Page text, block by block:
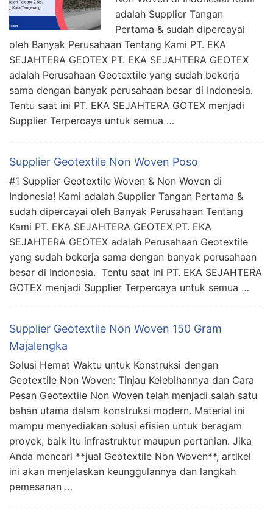
adalah Supplier Tangan
Pertama & sudah dipercayai
oleh Banyak Perusahaan Tentang Kami PT. EKA
SEJAHTERA GEOTEX PT. EKA SEJAHTERA GEOTEX
adalah Perusahaan Geotextile yang sudah bekerja
sama dengan banyak perusahaan besar di Indonesia.
Tentu saat ini PT. EKA SEJAHTERA GOTEX menjadi
Supplier Terpercaya untuk semua …
Supplier Geotextile Non Woven Poso
#1 Supplier Geotextile Woven & Non Woven di
Indonesia! Kami adalah Supplier Tangan Pertama &
sudah dipercayai oleh Banyak Perusahaan Tentang
Kami PT. EKA SEJAHTERA GEOTEX PT. EKA
SEJAHTERA GEOTEX adalah Perusahaan Geotextile
yang sudah bekerja sama dengan banyak perusahaan
besar di Indonesia. Tentu saat ini PT. EKA SEJAHTERA
GOTEX menjadi Supplier Terpercaya untuk semua …
Supplier Geotextile Non Woven 150 Gram
Majalengka
Solusi Hemat Waktu untuk Konstruksi dengan
Geotextile Non Woven: Tinjau Kelebihannya dan Cara
Pesan Geotextile Non Woven telah menjadi salah satu
bahan utama dalam konstruksi modern. Material ini
mampu menyediakan solusi efisien untuk beragam
proyek, baik itu infrastruktur maupun pertanian. Jika
Anda mencari **jual Geotextile Non Woven**, artikel
ini akan menjelaskan keunggulannya dan langkah
pemesanan …